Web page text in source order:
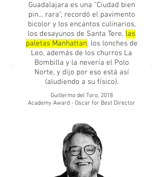
Guadalajara es una "Ciudad bien
pin... rara", recordó el pavimento
bicolor y los encantos culinarios,
los desayunos de Santa Tere, las
paletas Manhattan, los lonches de
Leo, además de los churros La
Bombilla y la nevería el Polo
Norte, y dijo por eso está así
(aludiendo a su físico).
Guillermo del Toro, 2018
Academy Award - Oscar for Best Director